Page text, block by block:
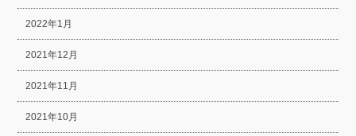
2022年1月
2021年12月
2021年11月
2021年10月